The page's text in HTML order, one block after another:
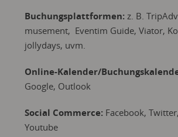
Buchungsplattformen:z. B.
musement, Eventim Guide, Viator,
jollydays, uvm.
Online-Kalender/
Google, Outlook
Social Commerce:Facebook,
Youtube